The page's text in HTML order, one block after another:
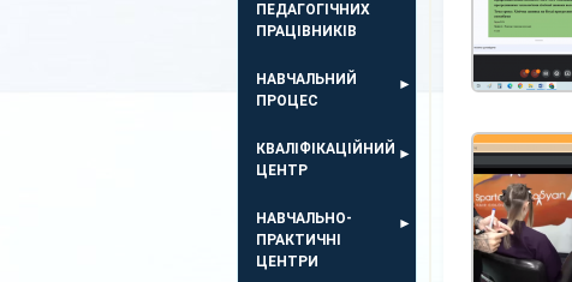
ПЕДАГОГІЧНИХ
ПРАЦІВНИКІВ
НАВЧАЛЬНИЙ
ПРОЦЕС
КВАЛІФІКАЦІЙНИЙ
ЦЕНТР
НАВЧАЛЬНО-
ПРАКТИЧНІ
ЦЕНТРИ